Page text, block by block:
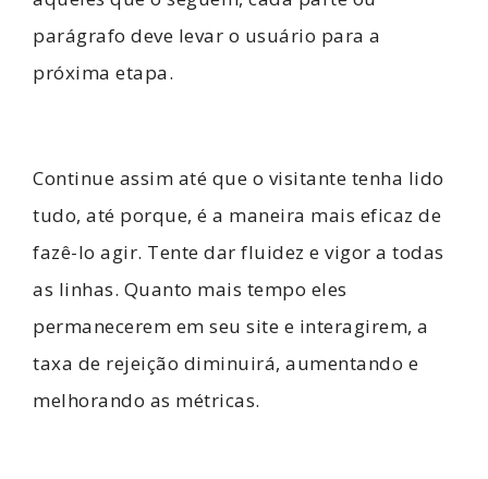
parágrafo deve levar o usuário para a
próxima etapa.
Continue assim até que o visitante tenha lido
tudo, até porque, é a maneira mais eficaz de
fazê-lo agir. Tente dar fluidez e vigor a todas
as linhas. Quanto mais tempo eles
permanecerem em seu site e interagirem, a
taxa de rejeição diminuirá, aumentando e
melhorando as métricas.